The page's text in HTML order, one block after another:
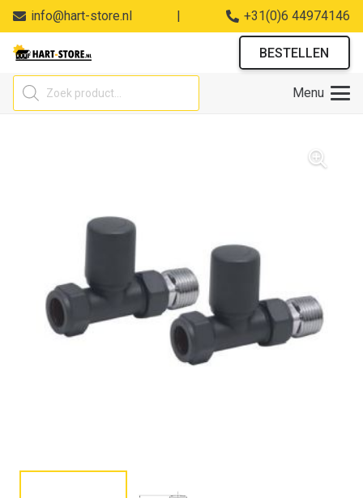
info@hart-store.nl | +31(0)6 44974146
BESTELLEN
Producten
zoeken
Menu